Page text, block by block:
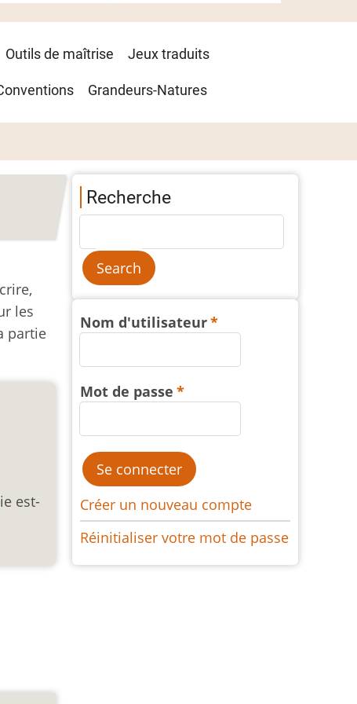
Outils de maîtrise Jeux traduits
Grandeurs-Natures
les
partie
est-
Recherche
Nom d'utilisateur
Mot de passe
Créer un nouveau compte
Réinitialiser votre mot de passe